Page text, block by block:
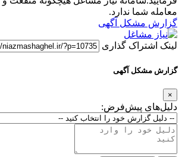
معامله شما ندارد.
گزارش مشکل آگهی
لینک اشتراک گذاری
گزارش مشکل آگهی
×
دلیل‌های پیش‌فرض: